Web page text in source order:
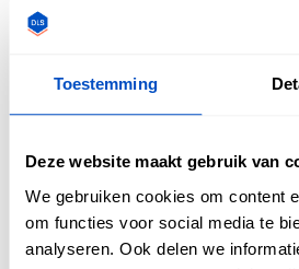
Toestemming
Deze website maakt gebruik van
We gebruiken cookies om content
om functies voor social media te
analyseren. Ook delen we
in handwerk- en speciaalzaken. Als
gebruiken, kun je ook kiezen voor